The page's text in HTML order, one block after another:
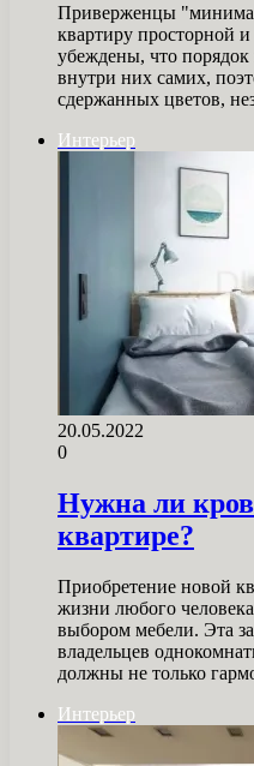
Приверженцы
квартиру просторной
убеждены, что порядок
внутри них самих,
сдержанных цветов,
Интерьер
20.05.2022
0
Нужна ли
квартире?
Приобретение новой
жизни любого
выбором мебели. Эта
владельцев
должны не только
Интерьер